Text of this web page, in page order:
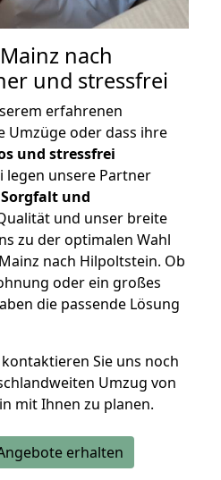
Mainz nach
und stressfrei
erfahrenen
Umzüge oder dass ihre
und stressfrei
legen unsere Partner
Sorgfalt und
und unser breite
zu der optimalen Wahl
nach Hilpoltstein. Ob
oder ein großes
die passende Lösung
Sie uns noch
Umzug von
mit Ihnen zu planen.
erhalten